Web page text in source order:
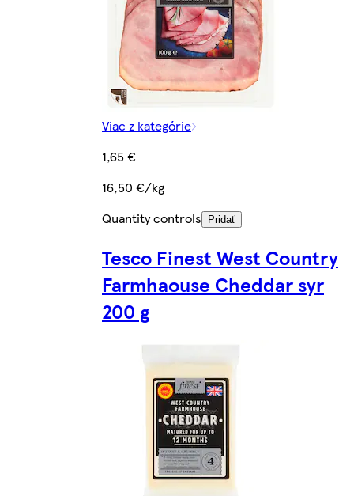
Viac z kategórie
1,65 €
16,50 €/kg
Quantity controls
Pridať
Tesco Finest West Country
Farmhaouse Cheddar syr
200 g